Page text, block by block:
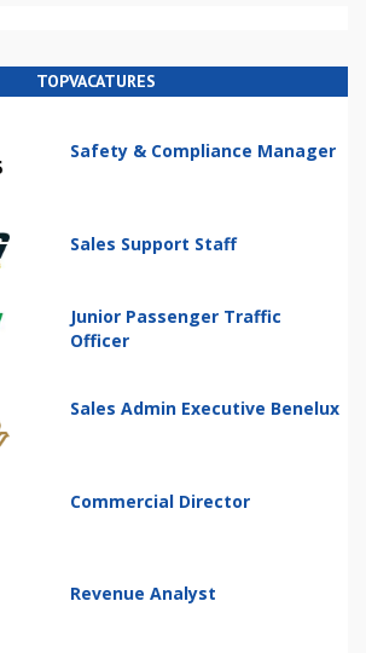
TOPVACATURES
Safety & Compliance Manager
Sales Support Staff
Junior Passenger Traffic
Officer
Sales Admin Executive Benelux
Commercial Director
Revenue Analyst